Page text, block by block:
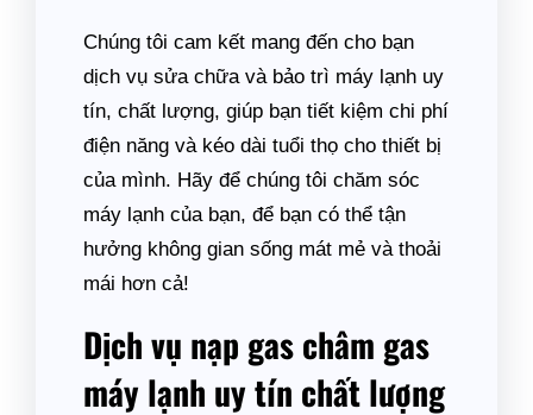
Chúng tôi cam kết mang đến cho bạn
dịch vụ sửa chữa và bảo trì máy lạnh uy
tín, chất lượng, giúp bạn tiết kiệm chi phí
điện năng và kéo dài tuổi thọ cho thiết bị
của mình. Hãy để chúng tôi chăm sóc
máy lạnh của bạn, để bạn có thể tận
hưởng không gian sống mát mẻ và thoải
mái hơn cả!
Dịch vụ nạp gas châm gas
máy lạnh uy tín chất lượng